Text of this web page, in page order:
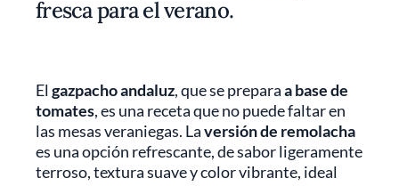
fresca para el verano.
El gazpacho andaluz, que se preparaa base de
tomates, es una receta que no puede faltar en
las mesas veraniegas. Laversión de remolacha
es una opción refrescante, de sabor ligeramente
terroso, textura suave y color vibrante, ideal